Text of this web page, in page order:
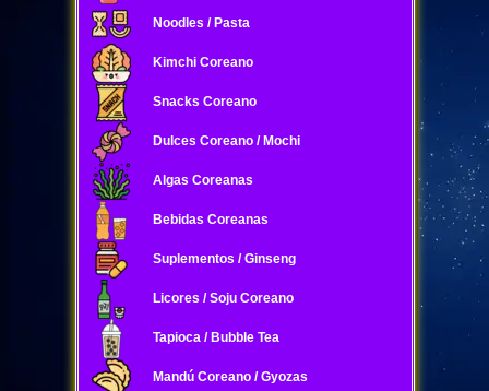
Noodles / Pasta
Kimchi Coreano
Snacks Coreano
Dulces Coreano / Mochi
Algas Coreanas
Bebidas Coreanas
Suplementos / Ginseng
Licores / Soju Coreano
Tapioca / Bubble Tea
Mandú Coreano / Gyozas